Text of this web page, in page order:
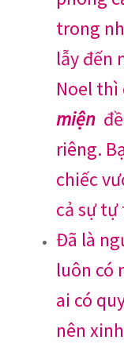
trong
lẫy đến
Noel thì
miện
riêng.
chiếc
cả sự
Đã là
luôn có
ai có
nên